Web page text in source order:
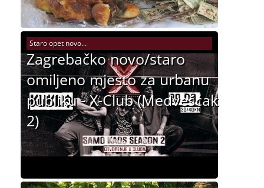
Zagrebačko novo/staro
omiljeno mjesto za urbanu
publiku - X-Club (Medvešćak
2)
Staro opet novo...